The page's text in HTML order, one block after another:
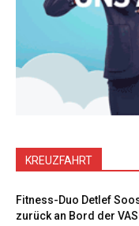
KREUZFAHRT
Fitness-Duo Detlef
zurück an Bord der